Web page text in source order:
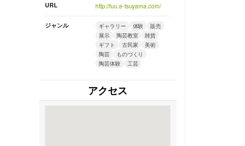
URL http://fuu.e-tsuyama.com/
ジャンル ギャラリー 体験
販売
展示
陶芸教室
雑貨
ギフト
古民家
美術
陶芸
ものづくり
陶芸体験
工芸
アクセス